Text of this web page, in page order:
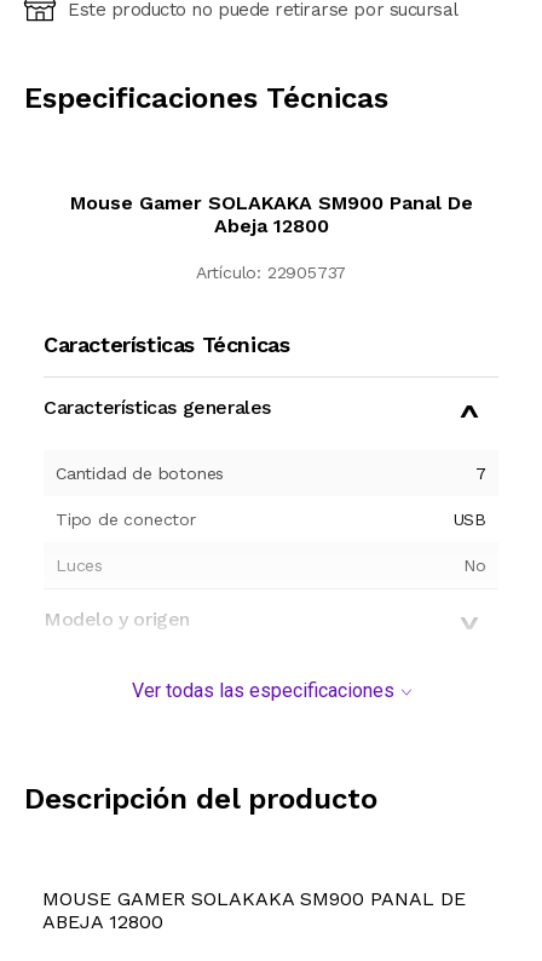
Ingresá código postal (sólo números)
Este producto no puede retirarse por sucursal
Especificaciones Técnicas
Mouse Gamer SOLAKAKA SM900 Panal De
Abeja 12800
Artículo: 22905737
Características Técnicas
Características generales
Cantidad de botones 7
Tipo de conector USB
Luces No
Modelo y origen
Ver todas las especificaciones
Descripción del producto
MOUSE GAMER SOLAKAKA SM900 PANAL DE
ABEJA 12800